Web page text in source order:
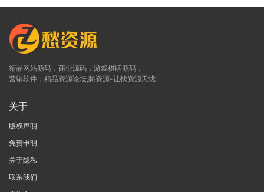
精品网站源码，商业源码，游戏棋牌源码，
营销软件，精品资源论坛,愁资源-让找资源无忧
关于
版权声明
免责申明
关于隐私
联系我们